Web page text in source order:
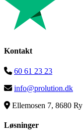
Kontakt
60 61 23 23
info@prolution.dk
Ellemosen 7, 8680 Ry
Løsninger